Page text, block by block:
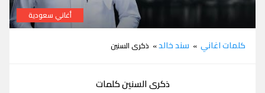
أغاني سعودية
كلمات اغاني » سند خالد» ذكرى السنين
ذكرى السنين كلمات